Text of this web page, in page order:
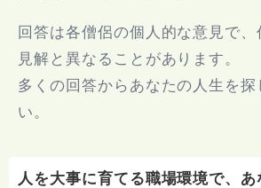
回答は各僧侶の個人的な意見で
見解と異なることがあります。
多くの回答からあなたの人生を探
い。
人を大事に育てる職場環境で、